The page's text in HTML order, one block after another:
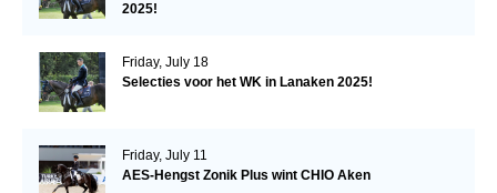
2025!
Friday, July 18
Selecties voor het WK in Lanaken 2025!
Friday, July 11
AES-Hengst Zonik Plus wint CHIO Aken